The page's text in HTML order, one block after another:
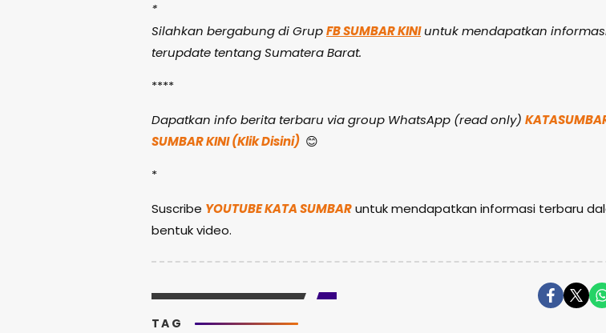
*
Silahkan bergabung di GrupFB SUMBAR KINIuntuk mendapatkan
terupdate tentang Sumatera Barat.
****
Dapatkan info berita terbaru via group WhatsApp (read only)
SUMBAR KINI (Klik Disini) 😊
*
Suscribe YOUTUBE KATA SUMBARuntuk mendapatkan informasi terbaru
bentuk video.
TAG